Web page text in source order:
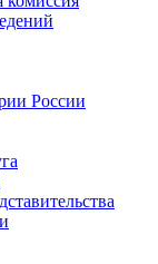
России